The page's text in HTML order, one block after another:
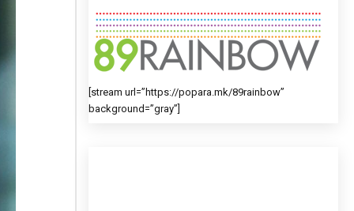
[stream url=”https://popara.mk/89rainbow”
background=”gray”]